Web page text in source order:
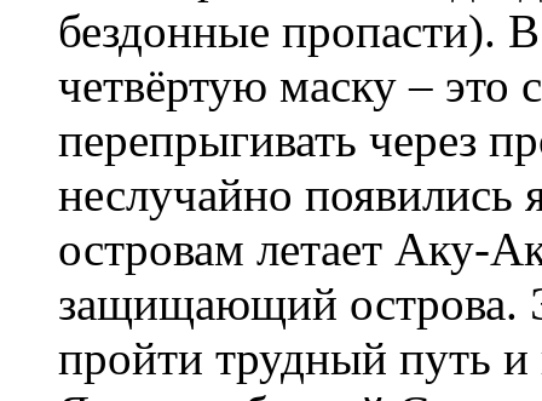
бездонные пропасти).
четвёртую маску – это
перепрыгивать через
неслучайно
островам летает Аку-
защищающий острова.
пройти трудный путь и